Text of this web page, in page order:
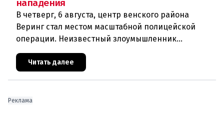
нападения
В четверг, 6 августа, центр венского района
Веринг стал местом масштабной полицейской
операции. Неизвестный злоумышленник
знаменитого аукционного дома Dorotheu
Читать далее
Реклама